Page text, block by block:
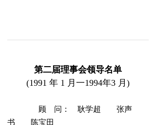
第二届理事会领导名单
(1991 年 1 月一1994年3 月)
顾 问： 耿学超 张声
书 陈宝田